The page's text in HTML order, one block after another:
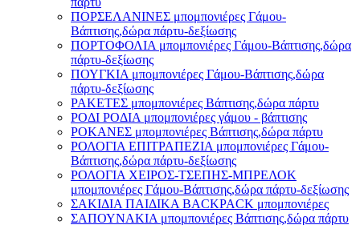
ΠΟΡΣΕΛΑΝΙΝΕΣ μπομπονιέρες Γάμου-
Βάπτισης,δώρα πάρτυ-δεξίωσης
ΠΟΡΤΟΦΟΛΙΑ μπομπονιέρες Γάμου-Βάπτισης,δώρα
πάρτυ-δεξίωσης
ΠΟΥΓΚΙΑ μπομπονιέρες Γάμου-Βάπτισης,δώρα
πάρτυ-δεξίωσης
ΡΑΚΕΤΕΣ μπομπονιέρες Βάπτισης,δώρα πάρτυ
ΡΟΔΙ ΡΟΔΙΑ μπομπονιέρες γάμου - βάπτισης
ΡΟΚΑΝΕΣ μπομπονιέρες Βάπτισης,δώρα πάρτυ
ΡΟΛΟΓΙΑ ΕΠΙΤΡΑΠΕΖΙΑ μπομπονιέρες Γάμου-
Βάπτισης,δώρα πάρτυ-δεξίωσης
ΡΟΛΟΓΙΑ ΧΕΙΡΟΣ-ΤΣΕΠΗΣ-ΜΠΡΕΛΟΚ
μπομπονιέρες Γάμου-Βάπτισης,δώρα πάρτυ-δεξίωσης
ΣΑΚΙΔΙΑ ΠΑΙΔΙΚΑ BACKPACK μπομπονιέρες
ΣΑΠΟΥΝΑΚΙΑ μπομπονιέρες Βάπτισης,δώρα πάρτυ